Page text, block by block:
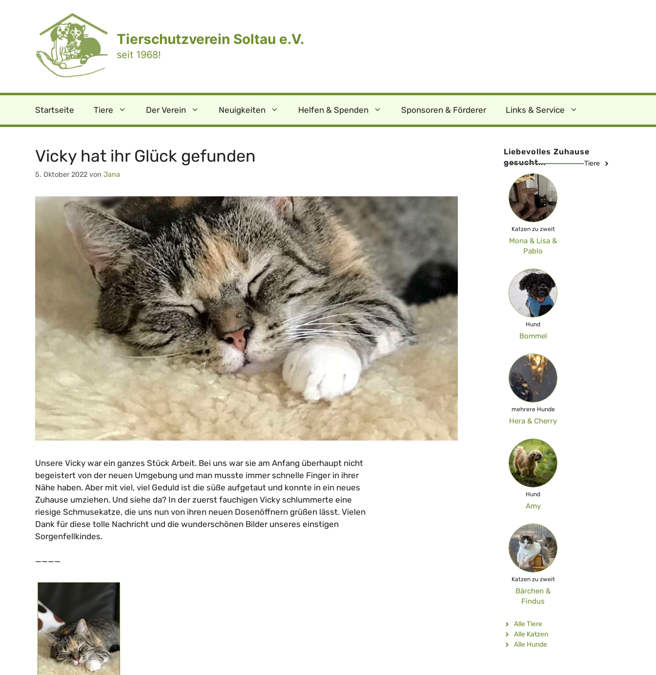
Tierschutzverein Soltau e.V.
seit 1968!
Startseite Tiere Der Verein Neuigkeiten Helfen & Spenden Sponsoren & Förderer Links & Service
Vicky hat ihr Glück gefunden
5. Oktober 2022 von Jana
Unsere Vicky war ein ganzes Stück Arbeit. Bei uns war sie am Anfang überhaupt nicht
begeistert von der neuen Umgebung und man musste immer schnelle Finger in ihrer
Nähe haben. Aber mit viel, viel Geduld ist die süße aufgetaut und konnte in ein neues
Zuhause umziehen. Und siehe da? In der zuerst fauchigen Vicky schlummerte eine
riesige Schmusekatze, die uns nun von ihren neuen Dosenöffnern grüßen lässt. Vielen
Dank für diese tolle Nachricht und die wunderschönen Bilder unseres einstigen
Sorgenfellkindes.
————
Liebevolles Zuhause
gesucht...
Tiere
Katzen zu zweit
Mona & Lisa &
Pablo
Hund
Bommel
mehrere Hunde
Hera & Cherry
Hund
Amy
Katzen zu zweit
Bärchen &
Findus
Alle Tiere
Alle Katzen
Alle Hunde